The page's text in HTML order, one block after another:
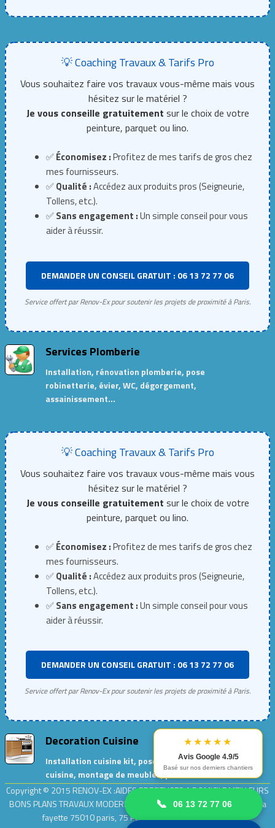
★★★★★
Avis Google 4.9/5
Basé sur nos derniers chantiers
📞 06 13 72 77 06
💡 Coaching Travaux & Tarifs Pro
Vous souhaitez faire vos travaux vous-même mais vous
hésitez sur le matériel ?
Je vous conseille gratuitement sur le choix de votre
peinture, parquet ou lino.
✅Économisez :Profitez de mes tarifs de gros chez
mes fournisseurs.
✅Qualité :Accédez aux produits pros (Seigneurie,
Tollens, etc.).
✅Sans engagement :Un simple conseil pour vous
aider à réussir.
DEMANDER UN CONSEIL GRATUIT : 06 13 72 77 06
Service offert par Renov-Ex pour soutenir les projets de proximité à Paris.
Services Plomberie
Installation, rénovation plomberie, pose
robinetterie, évier, WC, dégorgement,
assainissement…
💡 Coaching Travaux & Tarifs Pro
Vous souhaitez faire vos travaux vous-même mais vous
hésitez sur le matériel ?
Je vous conseille gratuitement sur le choix de votre
peinture, parquet ou lino.
✅Économisez :Profitez de mes tarifs de gros chez
mes fournisseurs.
✅Qualité :Accédez aux produits pros (Seigneurie,
Tollens, etc.).
✅Sans engagement :Un simple conseil pour vous
aider à réussir.
DEMANDER UN CONSEIL GRATUIT : 06 13 72 77 06
Service offert par Renov-Ex pour soutenir les projets de proximité à Paris.
Decoration Cuisine
Installation cuisine kit, pose de meubles de
cuisine, montage de meubles, peinture cuisine…
Copyright © 2015 RENOV-EX :AIDES PRECIEUSES A DOMICILE.MEILLEURS
BONS PLANS TRAVAUX MODERNES ET ECOLOGIQUES| Adresse : rue la
fayette 75010 paris, 75 Paris .| EntrepriseRenov-ex